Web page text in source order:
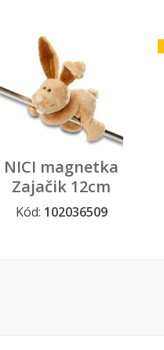
NICI magnetka
Zajačik 12cm
Kód: 102036509